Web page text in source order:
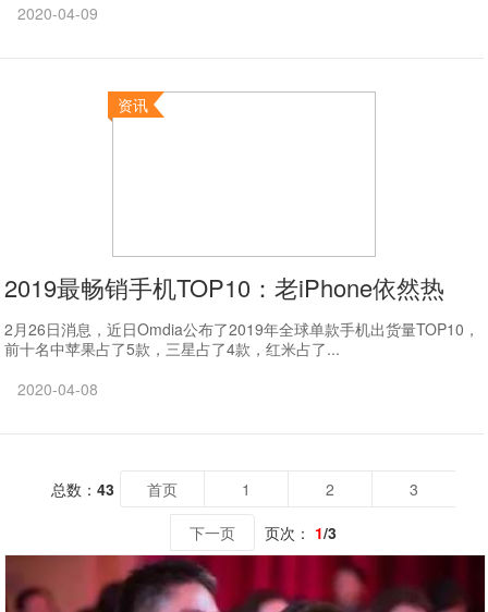
2020-04-09
资讯
2019最畅销手机TOP10：老iPhone依然热
2月26日消息，近日Omdia公布了2019年全球单款手机出货量TOP10，
前十名中苹果占了5款，三星占了4款，红米占了...
2020-04-08
总数： 43 首页 1 2
3
下一页
页次： 1/3